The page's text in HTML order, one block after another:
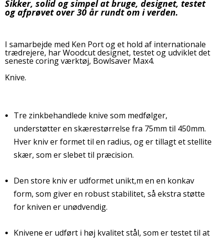
Sikker, solid og simpel at bruge, designet, testet
og afprøvet over 30 år rundt om i verden.
I samarbejde med Ken Port og et hold af internationale
trædrejere, har Woodcut designet, testet og udviklet det
seneste coring værktøj, Bowlsaver Max4.
Knive.
Tre zinkbehandlede knive som medfølger,
understøtter en skærestørrelse fra 75mm til 450mm.
Hver kniv er formet til en radius, og er tillagt et stellite
skær, som er slebet til præcision.
Den store kniv er udformet unikt,m en en konkav
form, som giver en robust stabilitet, så ekstra støtte
for kniven er unødvendig.
Knivene er udført i høj kvalitet stål, som er testet til at